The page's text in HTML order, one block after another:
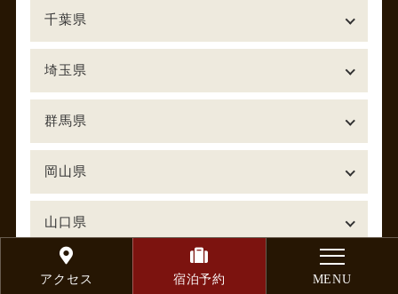
アクセス 宿泊予約 MENU
千葉県
埼玉県
群馬県
岡山県
山口県
福岡県